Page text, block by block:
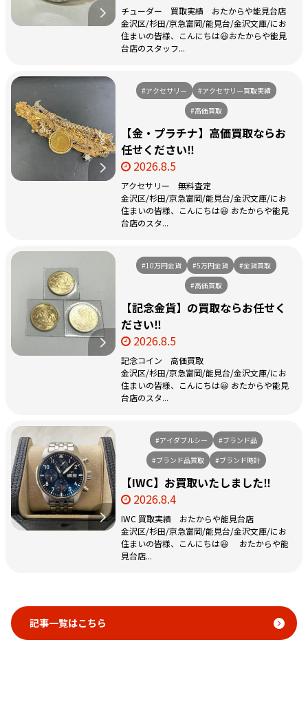
チューダー 買取実績 おたからや能見台店
金沢区/杉田/京急富岡/能見台/金沢文庫/にお
住まいの皆様、こんにちは😃おたからや能見
台店のスタッフ...
#アクセサリー
#アクセサリー買取実績
#高価買取
【金・プラチナ】高価買取ならお
任せください‼️
2026.8.5
アクセサリー 無料査定
金沢区/杉田/京急富岡/能見台/金沢文庫/にお
住まいの皆様、こんにちは😃 おたからや能見
台店のスタ...
#10万円金貨 #5万円金貨
#金貨買取
#高価買取
【記念金貨】の買取ならお任せく
ださい‼️
2026.8.5
記念コイン 高価買取
金沢区/杉田/京急富岡/能見台/金沢文庫/にお
住まいの皆様、こんにちは😃 おたからや能見
台店のスタ...
#アイダブルシー
#ブランド品
#ブランド品買取
#ブランド時計
【IWC】お買取いたしました‼️
2026.8.4
IWC 買取実績 おたからや能見台店
金沢区/杉田/京急富岡/能見台/金沢文庫/にお
住まいの皆様、こんにちは😃 おたからや能
見台店...
記事一覧はこちら